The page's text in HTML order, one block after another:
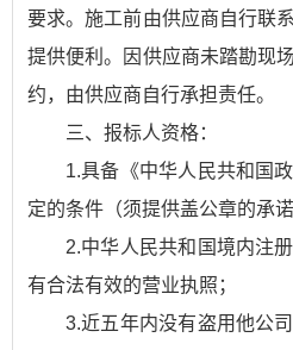
要求。施工前由供应商自行联
提供便利。因供应商未踏勘现
约，由供应商自行承担责任。
三、报标人资格：
1.具备《中华人民共和国
定的条件（须提供盖公章的承诺
2.中华人民共和国境内注
有合法有效的营业执照；
3.近五年内没有盗用他公